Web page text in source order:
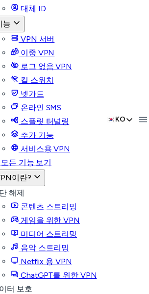
대체 ID
능
VPN 서버
이중 VPN
로그 없음 VPN
킬 스위치
넷가드
온라인 SMS
스플릿 터널링
추가 기능
서비스용 VPN
모든 기능 보기
이란?
해제
콘텐츠 스트리밍
게임을 위한 VPN
미디어 스트리밍
음악 스트리밍
Netflix 용 VPN
ChatGPT를 위한 VPN
터 보호
KO